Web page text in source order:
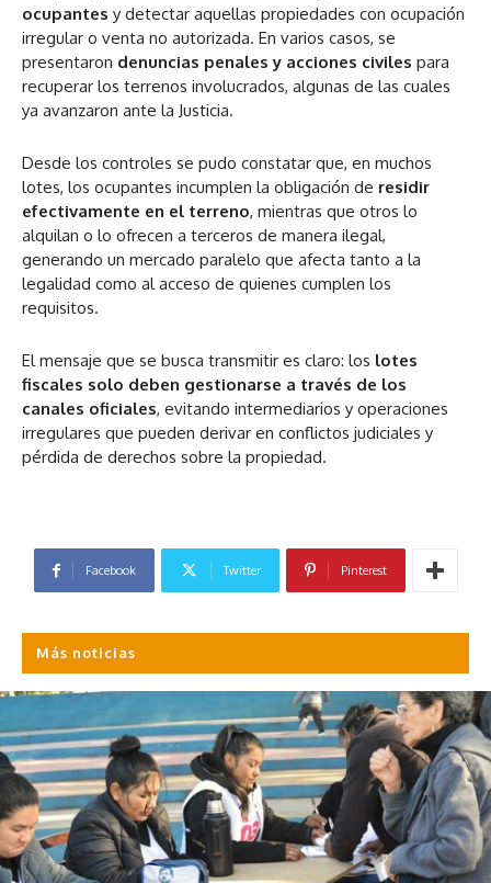
ocupantes y detectar aquellas propiedades con ocupación
irregular o venta no autorizada. En varios casos, se
presentaron denuncias penales y acciones civiles para
recuperar los terrenos involucrados, algunas de las cuales
ya avanzaron ante la Justicia.
Desde los controles se pudo constatar que, en muchos
lotes, los ocupantes incumplen la obligación de residir
efectivamente en el terreno, mientras que otros lo
alquilan o lo ofrecen a terceros de manera ilegal,
generando un mercado paralelo que afecta tanto a la
legalidad como al acceso de quienes cumplen los
requisitos.
El mensaje que se busca transmitir es claro: los lotes
fiscales solo deben gestionarse a través de los
canales oficiales, evitando intermediarios y operaciones
irregulares que pueden derivar en conflictos judiciales y
pérdida de derechos sobre la propiedad.
Facebook Twitter Pinterest
Más noticias